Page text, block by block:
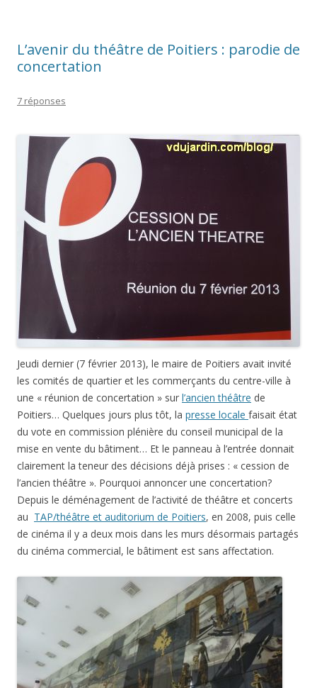
L’avenir du théâtre de Poitiers : parodie de
concertation
7 réponses
Jeudi dernier (7 février 2013), le maire de Poitiers avait invité
les comités de quartier et les commerçants du centre-ville à
une « réunion de concertation » sur l’ancien théâtre de
Poitiers… Quelques jours plus tôt, la presse locale faisait état
du vote en commission plénière du conseil municipal de la
mise en vente du bâtiment… Et le panneau à l’entrée donnait
clairement la teneur des décisions déjà prises : « cession de
l’ancien théâtre ». Pourquoi annoncer une concertation?
Depuis le déménagement de l’activité de théâtre et concerts
au TAP/théâtre et auditorium de Poitiers, en 2008, puis celle
de cinéma il y a deux mois dans les murs désormais partagés
du cinéma commercial, le bâtiment est sans affectation.